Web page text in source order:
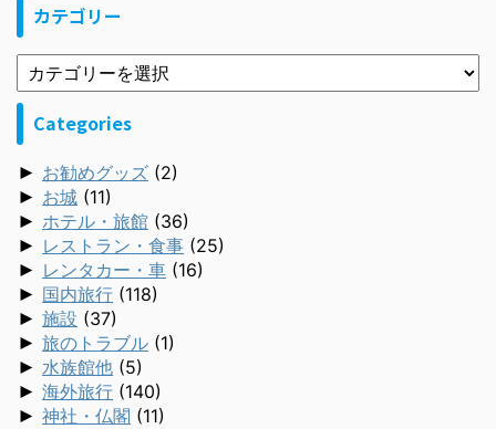
カテゴリー
Categories
► お勧めグッズ (2)
► お城 (11)
► ホテル・旅館 (36)
► レストラン・食事 (25)
► レンタカー・車 (16)
► 国内旅行 (118)
► 施設 (37)
► 旅のトラブル (1)
► 水族館他 (5)
► 海外旅行 (140)
► 神社・仏閣 (11)